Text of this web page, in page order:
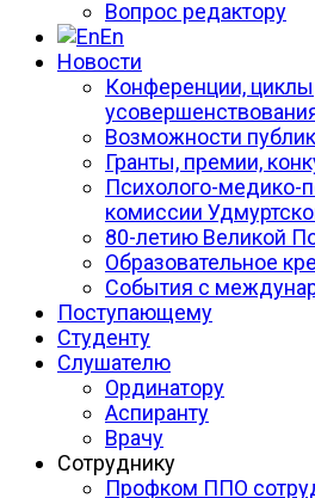
Вопрос редактору
En
Новости
Конференции, циклы
Возможности
Гранты, премии,
Психолого-медико-
комиссии
80-летию Великой
Образовательное
События с
Поступающему
Студенту
Слушателю
Ординатору
Аспиранту
Врачу
Сотруднику
Профком ППО